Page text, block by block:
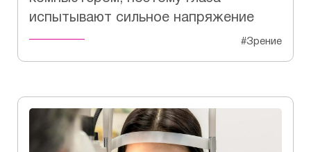
испытывают сильное напряжение
#Зрение